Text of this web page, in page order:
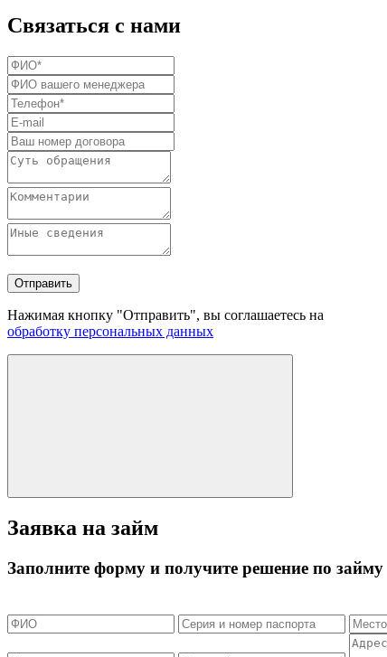
Связаться с нами
Отправить
Нажимая кнопку "Отправить", вы соглашаетесь на
обработку персональных данных
Заявка на займ
Заполните форму и получите решение по займу